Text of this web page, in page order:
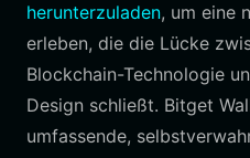
herunterzuladen, um eine
erleben, die die Lücke
Blockchain-Technologie
Design schließt. Bitget
umfassende,